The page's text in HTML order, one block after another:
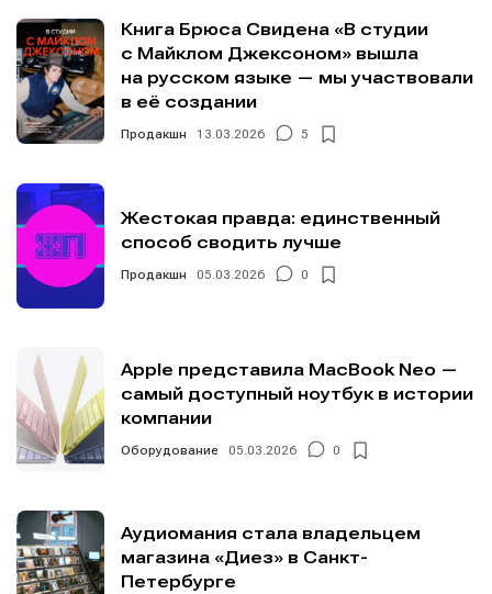
Книга Брюса Свидена «В студии
с Майклом Джексоном» вышла
на русском языке — мы участвовали
в её создании
Продакшн 13.03.2026 5
Жестокая правда: единственный
способ сводить лучше
Продакшн 05.03.2026 0
Apple представила MacBook Neo —
самый доступный ноутбук в истории
компании
Оборудование 05.03.2026 0
Аудиомания стала владельцем
магазина «Диез» в Санкт-
Петербурге